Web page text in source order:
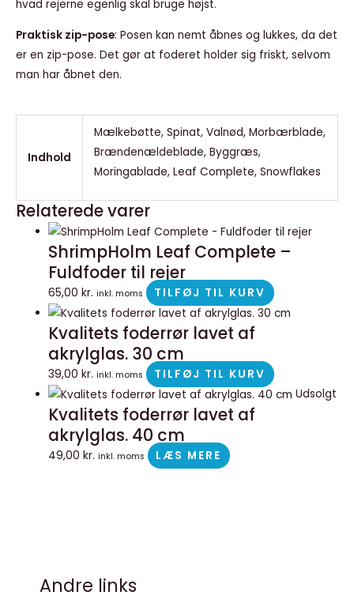
hvad rejerne egenlig skal bruge højst.
Praktisk zip-pose: Posen kan nemt åbnes og lukkes, da det
er en zip-pose. Det gør at foderet holder sig friskt, selvom
man har åbnet den.
Indhold
Mælkebøtte, Spinat, Valnød, Morbærblade,
Brændenældeblade, Byggræs,
Moringablade, Leaf Complete, Snowflakes
Relaterede varer
ShrimpHolm Leaf Complete –
Fuldfoder til rejer
65,00kr. inkl. moms TILFØJ TIL KURV
Kvalitets foderrør lavet af
akrylglas. 30 cm
39,00kr. inkl. moms
TILFØJ TIL KURV
Udsolgt
Kvalitets foderrør lavet af
akrylglas. 40 cm
49,00kr. inkl. moms LÆS MERE
Andre links